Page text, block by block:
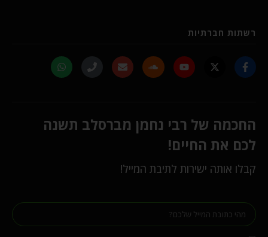
רשתות חברתיות
החכמה של רבי נחמן מברסלב תשנה
לכם את החיים!
קבלו אותה ישירות לתיבת המייל!